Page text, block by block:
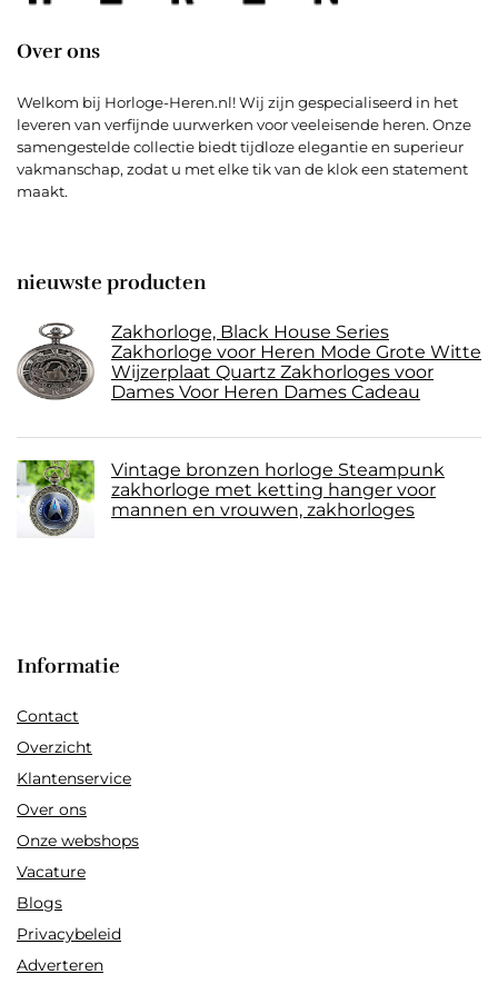
Over ons
Welkom bij Horloge-Heren.nl! Wij zijn gespecialiseerd in het
leveren van verfijnde uurwerken voor veeleisende heren. Onze
samengestelde collectie biedt tijdloze elegantie en superieur
vakmanschap, zodat u met elke tik van de klok een statement
maakt.
nieuwste producten
Zakhorloge, Black House Series
Zakhorloge voor Heren Mode Grote Witte
Wijzerplaat Quartz Zakhorloges voor
Dames Voor Heren Dames Cadeau
Vintage bronzen horloge Steampunk
zakhorloge met ketting hanger voor
mannen en vrouwen, zakhorloges
Informatie
Contact
Overzicht
Klantenservice
Over ons
Onze webshops
Vacature
Blogs
Privacybeleid
Adverteren